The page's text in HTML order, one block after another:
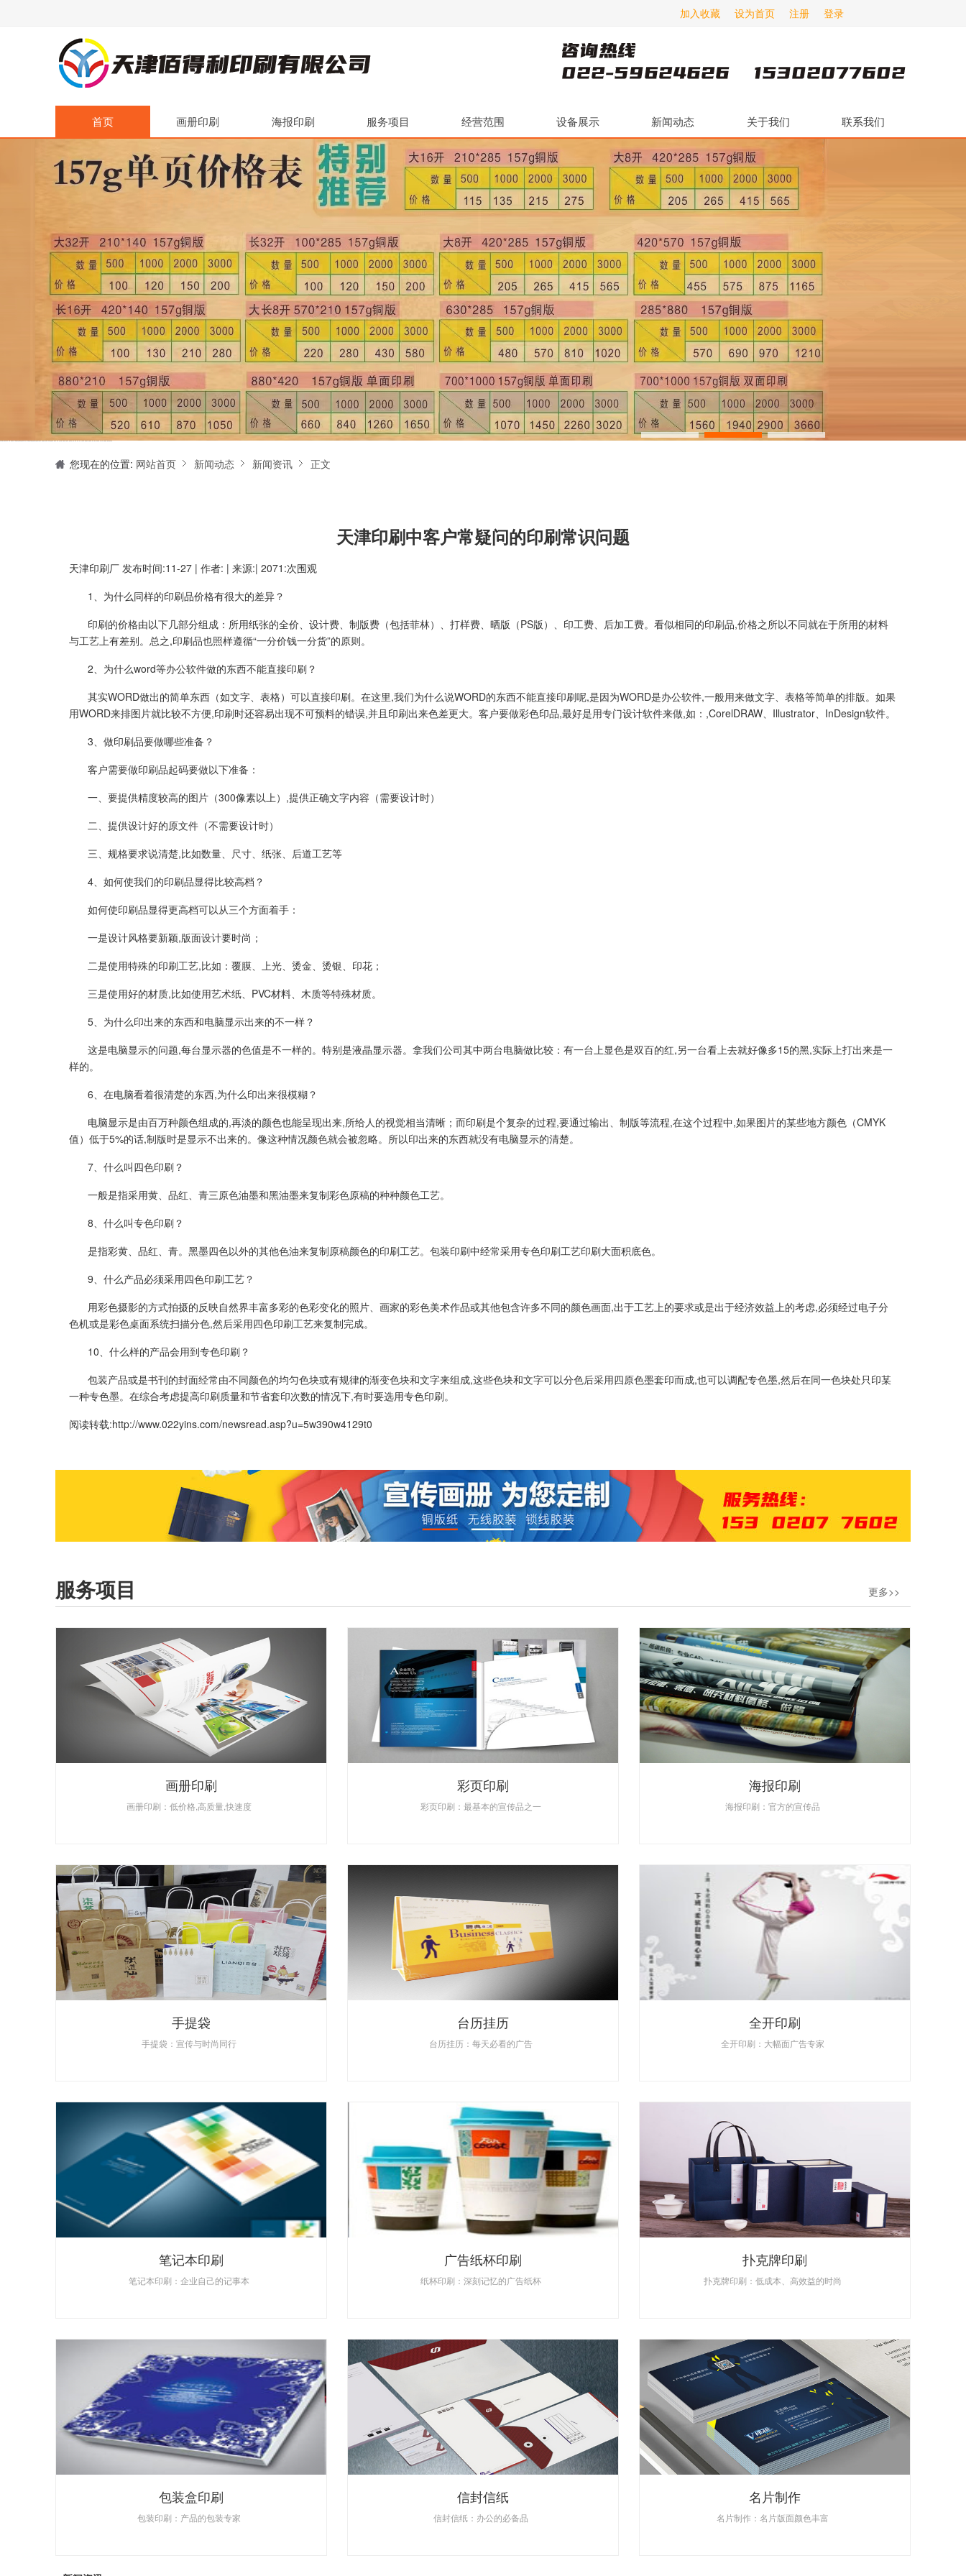
登录
注册
设为首页
加入收藏
首页 画册印刷 海报印刷 服务项目 经营范围 设备展示 新闻动态 关于我们 联系我们
您现在的位置: 网站首页 新闻动态 新闻资讯 正文
天津印刷中客户常疑问的印刷常识问题
天津印刷厂 发布时间:11-27 | 作者: | 来源:| 2071:次围观
1、为什么同样的印刷品价格有很大的差异？
印刷的价格由以下几部分组成：所用纸张的全价、设计费、制版费（包括菲林）、打样费、晒版（PS版）、印工费、后加工费。看似相同的印刷品,价格之所以不同就在于所用的材料
与工艺上有差别。总之,印刷品也照样遵循“一分价钱一分货”的原则。
2、为什么word等办公软件做的东西不能直接印刷？
其实WORD做出的简单东西（如文字、表格）可以直接印刷。在这里,我们为什么说WORD的东西不能直接印刷呢,是因为WORD是办公软件,一般用来做文字、表格等简单的排版。如果
用WORD来排图片就比较不方便,印刷时还容易出现不可预料的错误,并且印刷出来色差更大。客户要做彩色印品,最好是用专门设计软件来做,如：,CorelDRAW、Illustrator、InDesign软件。
3、做印刷品要做哪些准备？
客户需要做印刷品起码要做以下准备：
一、要提供精度较高的图片（300像素以上）,提供正确文字内容（需要设计时）
二、提供设计好的原文件（不需要设计时）
三、规格要求说清楚,比如数量、尺寸、纸张、后道工艺等
4、如何使我们的印刷品显得比较高档？
如何使印刷品显得更高档可以从三个方面着手：
一是设计风格要新颖,版面设计要时尚；
二是使用特殊的印刷工艺,比如：覆膜、上光、烫金、烫银、印花；
三是使用好的材质,比如使用艺术纸、PVC材料、木质等特殊材质。
5、为什么印出来的东西和电脑显示出来的不一样？
这是电脑显示的问题,每台显示器的色值是不一样的。特别是液晶显示器。拿我们公司其中两台电脑做比较：有一台上显色是双百的红,另一台看上去就好像多15的黑,实际上打出来是一
样的。
6、在电脑看着很清楚的东西,为什么印出来很模糊？
电脑显示是由百万种颜色组成的,再淡的颜色也能呈现出来,所给人的视觉相当清晰；而印刷是个复杂的过程,要通过输出、制版等流程,在这个过程中,如果图片的某些地方颜色（CMYK
值）低于5%的话,制版时是显示不出来的。像这种情况颜色就会被忽略。所以印出来的东西就没有电脑显示的清楚。
7、什么叫四色印刷？
一般是指采用黄、品红、青三原色油墨和黑油墨来复制彩色原稿的种种颜色工艺。
8、什么叫专色印刷？
是指彩黄、品红、青。黑墨四色以外的其他色油来复制原稿颜色的印刷工艺。包装印刷中经常采用专色印刷工艺印刷大面积底色。
9、什么产品必须采用四色印刷工艺？
用彩色摄影的方式拍摄的反映自然界丰富多彩的色彩变化的照片、画家的彩色美术作品或其他包含许多不同的颜色画面,出于工艺上的要求或是出于经济效益上的考虑,必须经过电子分
色机或是彩色桌面系统扫描分色,然后采用四色印刷工艺来复制完成。
10、什么样的产品会用到专色印刷？
包装产品或是书刊的封面经常由不同颜色的均匀色块或有规律的渐变色块和文字来组成,这些色块和文字可以分色后采用四原色墨套印而成,也可以调配专色墨,然后在同一色块处只印某
一种专色墨。在综合考虑提高印刷质量和节省套印次数的情况下,有时要选用专色印刷。
阅读转载:http://www.022yins.com/newsread.asp?u=5w390w4129t0
服务项目 更多>>
画册印刷
画册印刷：低价格,高质量,快速度
彩页印刷
彩页印刷：最基本的宣传品之一
海报印刷
海报印刷：官方的宣传品
手提袋
手提袋：宣传与时尚同行
台历挂历
台历挂历：每天必看的广告
全开印刷
全开印刷：大幅面广告专家
笔记本印刷
笔记本印刷：企业自己的记事本
广告纸杯印刷
纸杯印刷：深刻记忆的广告纸杯
扑克牌印刷
扑克牌印刷：低成本、高效益的时尚
包装盒印刷
包装印刷：产品的包装专家
信封信纸
信封信纸：办公的必备品
名片制作
名片制作：名片版面颜色丰富